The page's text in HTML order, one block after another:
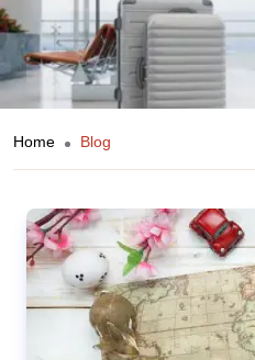
Home Blog